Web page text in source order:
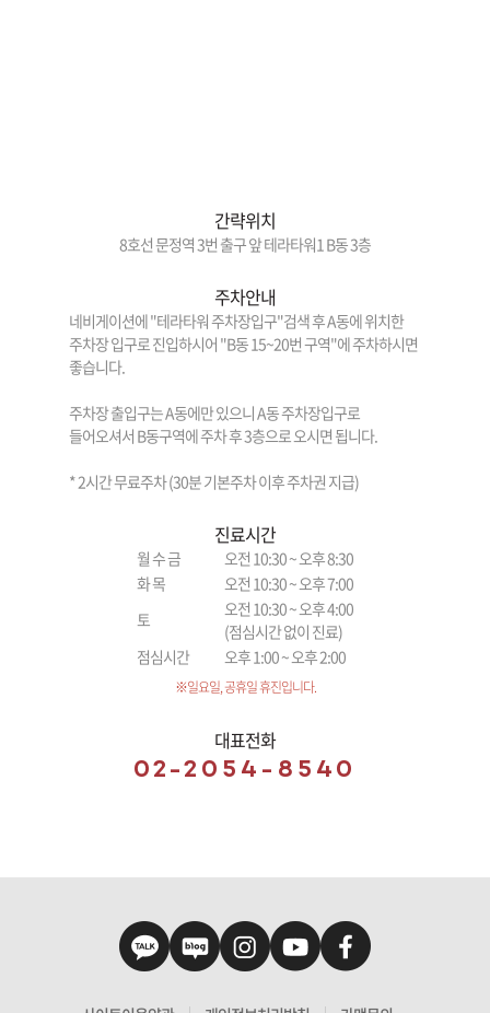
간략위치
8호선 문정역 3번 출구 앞 테라타워1 B동 3층
주차안내
네비게이션에 "테라타워 주차장입구"검색 후 A동에 위치한
주차장 입구로 진입하시어 "B동 15~20번 구역"에 주차하시면
좋습니다.
주차장 출입구는 A동에만 있으니 A동 주차장입구로
들어오셔서 B동구역에 주차 후 3층으로 오시면 됩니다.
* 2시간 무료주차 (30분 기본주차 이후 주차권 지급)
진료시간
월 수 금
오전 10:30 ~ 오후 8:30
화 목
오전 10:30 ~ 오후 7:00
토
오전 10:30 ~ 오후 4:00
(점심시간 없이 진료)
점심시간
오후 1:00 ~ 오후 2:00
※일요일, 공휴일 휴진입니다.
대표전화
02-2054-8540